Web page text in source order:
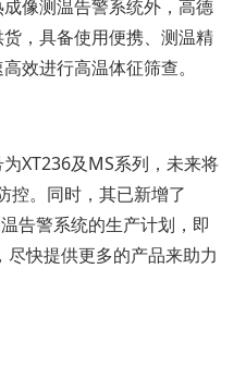
像测温告警系统外，高德
，具备使用便携、测温精
效进行高温体征筛查。
XT236及MS系列，未来将
控。同时，其已新增了
告警系统的生产计划，即
快提供更多的产品来助力